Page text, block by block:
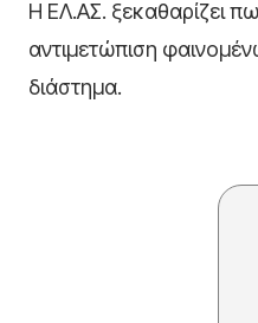
Η ΕΛ.ΑΣ. ξεκαθαρίζει
αντιμετώπιση
διάστημα.